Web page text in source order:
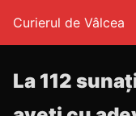
Curierul de Vâlcea
La 112